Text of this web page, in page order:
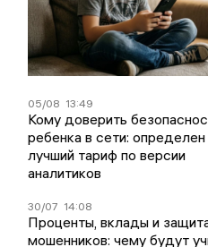
05/08 13:49
Кому доверить
ребенка в сети: определен
лучший тариф по версии
аналитиков
30/07 14:08
Проценты, вклады и
мошенников: чему будут